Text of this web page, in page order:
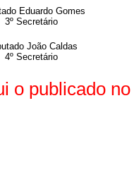
Eduardo Gomes
3º Secretário
João Caldas
4º Secretário
o publicado